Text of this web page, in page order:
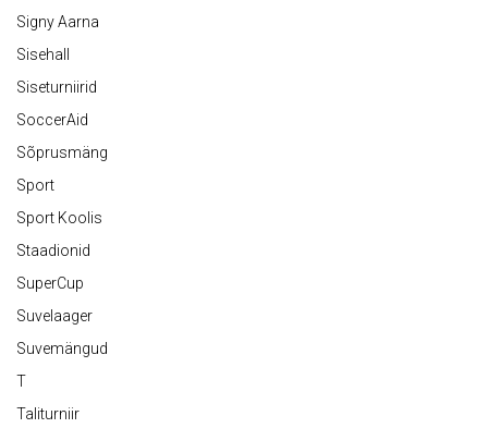
Signy Aarna
Sisehall
Siseturniirid
SoccerAid
Sõprusmäng
Sport
Sport Koolis
Staadionid
SuperCup
Suvelaager
Suvemängud
T
Taliturniir